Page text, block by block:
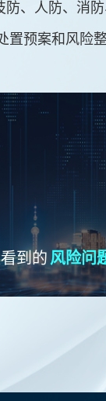
人防、消
预案和风险
到的风险问